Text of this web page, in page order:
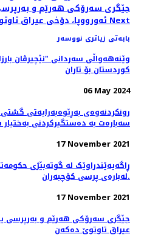
ئەورووپا، دۆخى عيراق تاوتوێ ده‌كه‌نNext
بابەتی زیاتری نووسەر
وێنه‌هه‌واڵی سه‌ردانی "نێچیرڤان
کوردستان بۆ تاران
06 May 2024
رونکردنەوەی بەڕێوەبەرایەتی
سەبارەت بە دەستگیرکردنی
17 November 2021
ڕاگەیەێندراوێک لە گوتەبێژی
لەبارەی پرسی کۆچبەران.
17 November 2021
جێگری سەرۆکی هەرێم و بەرپرسی
عيراق تاوتوێ ده‌كه‌ن